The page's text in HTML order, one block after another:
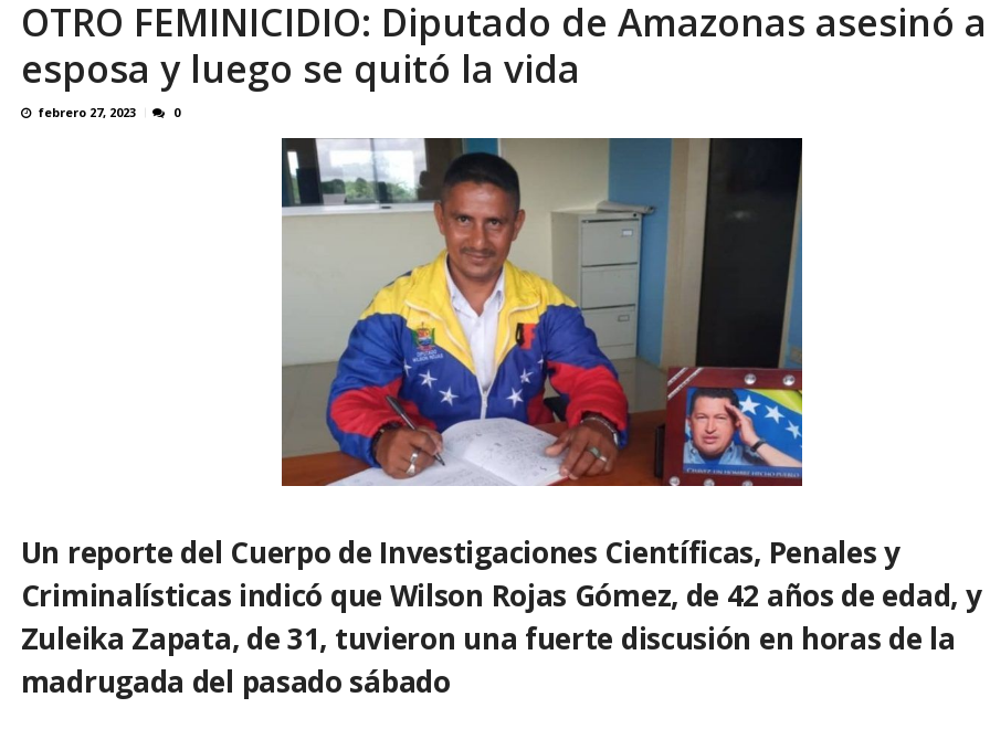
Reino Unido dejará millonaria donación médica en Venezuela tras finalizar su mis... AGOSTO 9, 2026
OTRO FEMINICIDIO: Diputado de Amazonas asesinó
esposa y luego se quitó la vida
febrero 27, 2023 0
Un reporte del Cuerpo de Investigaciones Científicas, Penales y
Criminalísticas indicó que Wilson Rojas Gómez, de 42 años de edad, y
Zuleika Zapata, de 31, tuvieron una fuerte discusión en horas de la
madrugada del pasado sábado